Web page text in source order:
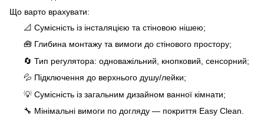
Що варто врахувати:
📐 Сумісність із інсталяцією та стіновою нішею;
🧰 Глибина монтажу та вимоги до стінового простору;
🔄 Тип регулятора: одноважільний, кнопковий, сенсорний;
💦 Підключення до верхнього душу/лейки;
💡 Сумісність із загальним дизайном ванної кімнати;
🔧 Мінімальні вимоги по догляду — покриття Easy Clean.